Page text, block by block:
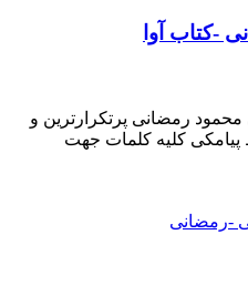
304,500 تومان
دکتری محمود رمضانی پرتکرارترین و
پیامکی کلیه کلمات جهت